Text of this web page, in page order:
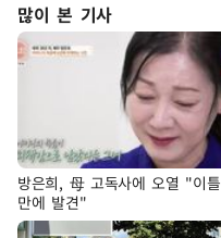
많이 본 기사
방은희, 母 고독사에 오열 "이틀
만에 발견"